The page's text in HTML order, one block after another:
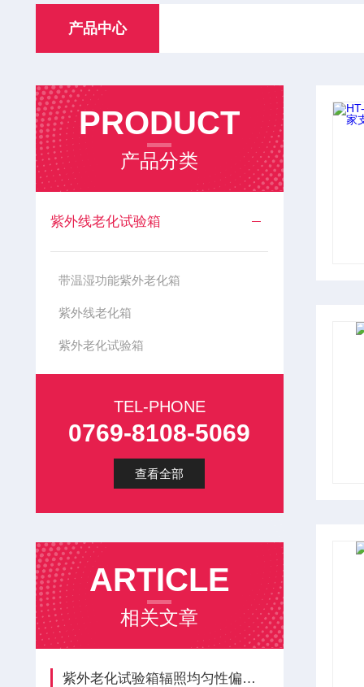
产品中心
PRODUCT
产品分类
紫外线老化试验箱
带温湿功能紫外老化箱
紫外线老化箱
紫外老化试验箱
TEL-PHONE
0769-8108-5069
查看全部
ARTICLE
相关文章
紫外老化试验箱辐照均匀性偏差与长效养护方案